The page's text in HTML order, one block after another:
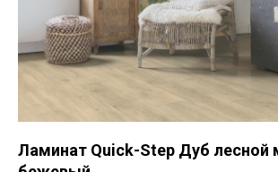
Ламинат Quick-Step Дуб лесной